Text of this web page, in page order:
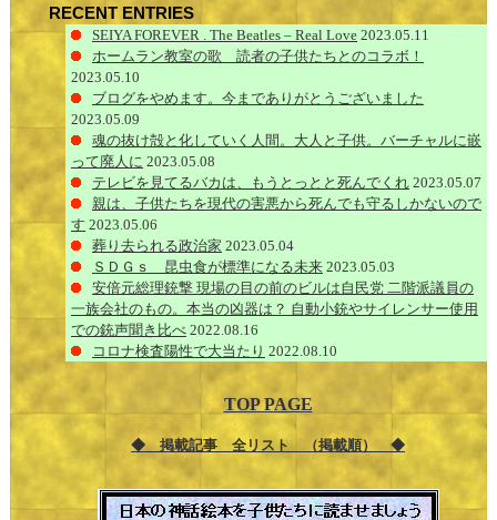
RECENT ENTRIES
SEIYA FOREVER . The Beatles – Real Love 2023.05.11
ホームラン教室の歌 読者の子供たちとのコラボ！
2023.05.10
ブログをやめます。今までありがとうございました
2023.05.09
魂の抜け殻と化していく人間。大人と子供。バーチャルに嵌
って廃人に 2023.05.08
テレビを見てるバカは、もうとっとと死んでくれ 2023.05.07
親は、子供たちを現代の害悪から死んでも守るしかないので
す 2023.05.06
葬り去られる政治家 2023.05.04
ＳＤＧｓ 昆虫食が標準になる未来 2023.05.03
安倍元総理銃撃 現場の目の前のビルは自民党 二階派議員の
一族会社のもの。本当の凶器は？ 自動小銃やサイレンサー使用
での銃声聞き比べ 2022.08.16
コロナ検査陽性で大当たり 2022.08.10
TOP PAGE
◆ 掲載記事 全リスト （掲載順） ◆